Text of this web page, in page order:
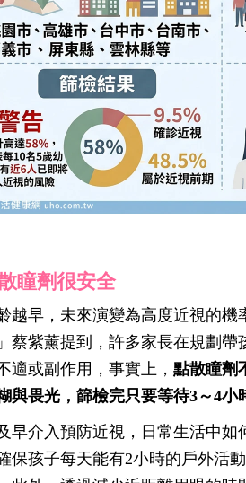
瞳劑很安全
越早，未來演變為高度近視的
蔡紫薰提到，許多家長在規劃
適或副作用，事實上， 點散瞳劑
與畏光，篩檢完只要等待3～4小
早介入預防近視，日常生活中
保孩子每天能有2小時的戶外活